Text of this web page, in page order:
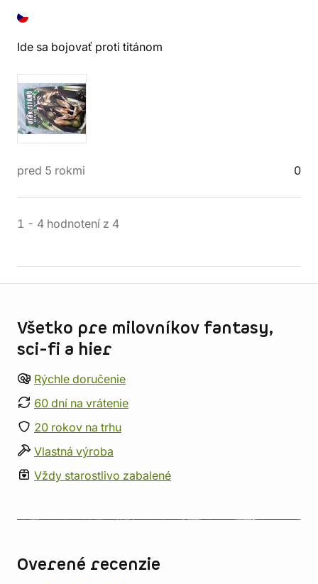
Ide sa bojovať proti titánom
pred 5 rokmi 0
1 - 4 hodnotení z 4
Všetko pre milovníkov fantasy,
sci-fi a hier
Rýchle doručenie
60 dní na vrátenie
20 rokov na trhu
Vlastná výroba
Vždy starostlivo zabalené
Overené recenzie